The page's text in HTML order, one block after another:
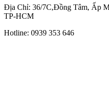
Địa Chỉ: 36/7C,Đồng Tâm, Ấp
TP-HCM
Hotline: 0939 353 646